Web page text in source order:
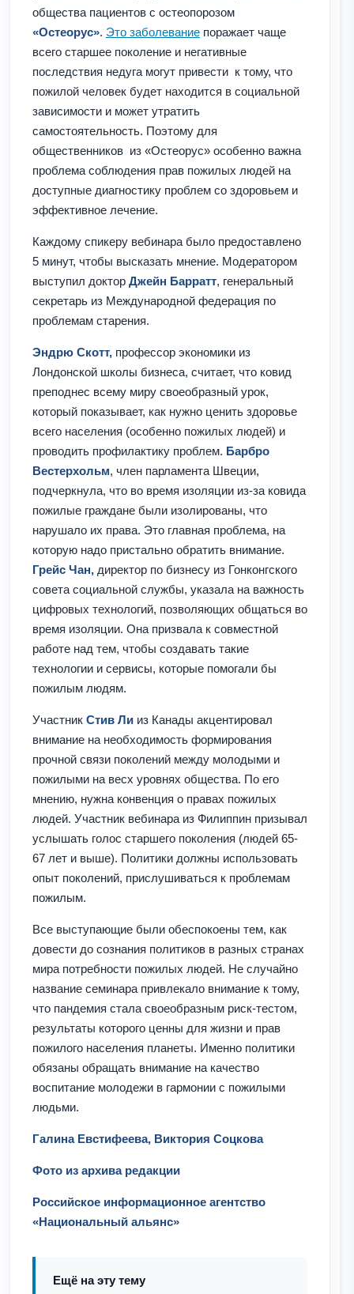
общества пациентов с остеопорозом
«Остеорус». Это заболевание поражает чаще
всего старшее поколение и негативные
последствия недуга могут привести к тому, что
пожилой человек будет находится в социальной
зависимости и может утратить
самостоятельность. Поэтому для
общественников из «Остеорус» особенно важна
проблема соблюдения прав пожилых людей на
доступные диагностику проблем со здоровьем и
эффективное лечение.
Каждому спикеру вебинара было предоставлено
5 минут, чтобы высказать мнение. Модератором
выступил доктор Джейн Барратт, генеральный
секретарь из Международной федерация по
проблемам старения.
Эндрю Скотт, профессор экономики из
Лондонской школы бизнеса, считает, что ковид
преподнес всему миру своеобразный урок,
который показывает, как нужно ценить здоровье
всего населения (особенно пожилых людей) и
проводить профилактику проблем. Барбро
Вестерхольм, член парламента Швеции,
подчеркнула, что во время изоляции из-за ковида
пожилые граждане были изолированы, что
нарушало их права. Это главная проблема, на
которую надо пристально обратить внимание.
Грейс Чан, директор по бизнесу из Гонконгского
совета социальной службы, указала на важность
цифровых технологий, позволяющих общаться во
время изоляции. Она призвала к совместной
работе над тем, чтобы создавать такие
технологии и сервисы, которые помогали бы
пожилым людям.
Участник Стив Ли из Канады акцентировал
внимание на необходимость формирования
прочной связи поколений между молодыми и
пожилыми на весх уровнях общества. По его
мнению, нужна конвенция о правах пожилых
людей. Участник вебинара из Филиппин призывал
услышать голос старшего поколения (людей 65-
67 лет и выше). Политики должны использовать
опыт поколений, прислушиваться к проблемам
пожилым.
Все выступающие были обеспокоены тем, как
довести до сознания политиков в разных странах
мира потребности пожилых людей. Не случайно
название семинара привлекало внимание к тому,
что пандемия стала своеобразным риск-тестом,
результаты которого ценны для жизни и прав
пожилого населения планеты. Именно политики
обязаны обращать внимание на качество
воспитание молодежи в гармонии с пожилыми
людьми.
Галина Евстифеева, Виктория Соцкова
Фото из архива редакции
Российское информационное агентство
«Национальный альянс»
Ещё на эту тему